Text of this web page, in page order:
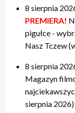
8 sierpnia
PREMIERA!
pigułce -
Nasz Tczew
8 sierpnia
Magazyn
sierpnia 2026)